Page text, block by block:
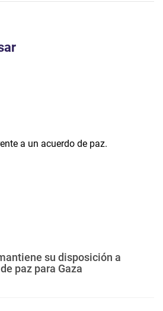
su disposición a
paz para Gaza